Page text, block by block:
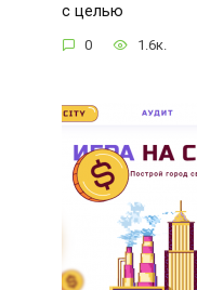
с целью
0 1.6к.